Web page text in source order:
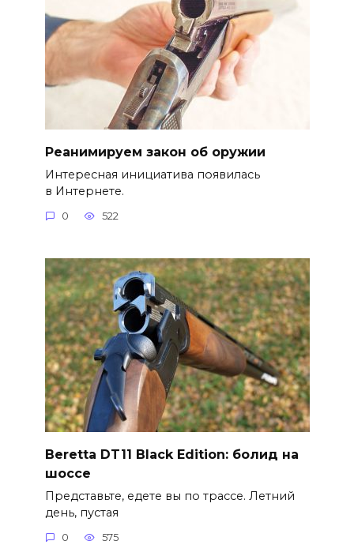
Реанимируем закон об оружии
Интересная инициатива появилась
в Интернете.
0 522
Beretta DT11 Black Edition: болид на
шоссе
Представьте, едете вы по трассе. Летний
день, пустая
0 575